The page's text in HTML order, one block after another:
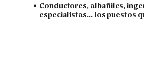
Conductores, albañiles,
especialistas... los puestos